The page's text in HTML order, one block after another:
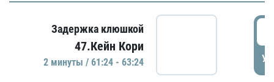
Задержка клюшкой
47.Кейн Кори
2 минуты / 61:24 - 63:24